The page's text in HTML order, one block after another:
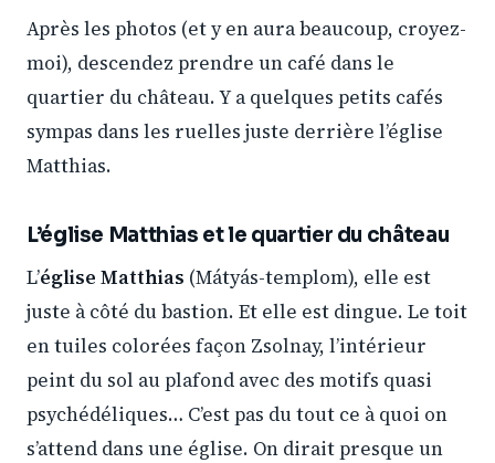
Après les photos (et y en aura beaucoup, croyez-
moi), descendez prendre un café dans le
quartier du château. Y a quelques petits cafés
sympas dans les ruelles juste derrière l’église
Matthias.
L’église Matthias et le quartier du château
L’église Matthias (Mátyás-templom), elle est
juste à côté du bastion. Et elle est dingue. Le toit
en tuiles colorées façon Zsolnay, l’intérieur
peint du sol au plafond avec des motifs quasi
psychédéliques… C’est pas du tout ce à quoi on
s’attend dans une église. On dirait presque un